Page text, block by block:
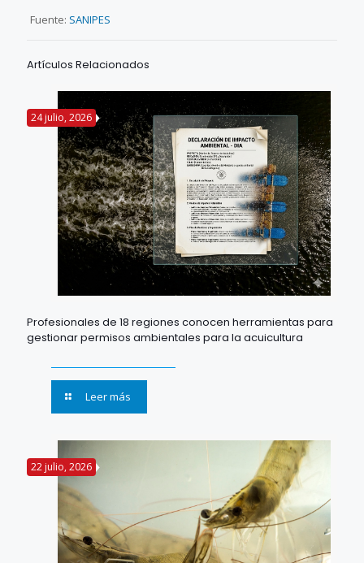
Fuente: SANIPES
Artículos Relacionados
24 julio, 2026
Profesionales de 18 regiones conocen herramientas para
gestionar permisos ambientales para la acuicultura
Leer más
22 julio, 2026